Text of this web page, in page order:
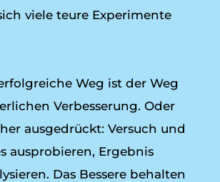
viele teure Experimente
Weg ist der Weg
Verbesserung. Oder
ausgedrückt: Versuch und
ausprobieren, Ergebnis
Das Bessere behalten